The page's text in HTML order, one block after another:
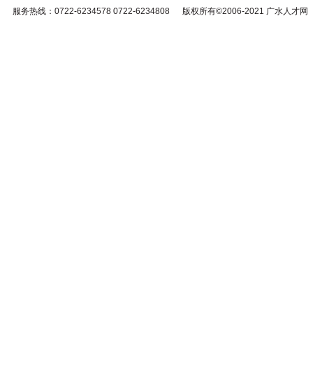
服务热线：0722-6234578 0722-6234808 版权所有©2006-2021 广水人才网